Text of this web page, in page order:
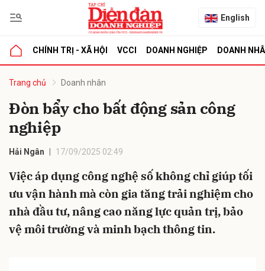
English
CHÍNH TRỊ - XÃ HỘI VCCI DOANH NGHIỆP DOANH
Trang chủ Doanh nhân
Đòn bẩy cho bất động sản công
nghiệp
Hải Ngân 17/09/2025 02:49
Việc áp dụng công nghệ số không chỉ giúp tối
ưu vận hành mà còn gia tăng trải nghiệm cho
nhà đầu tư, nâng cao năng lực quản trị, bảo
vệ môi trường và minh bạch thông tin.
luận
Hủy